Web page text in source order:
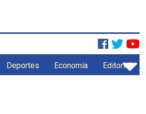
Deportes Economía Editorial